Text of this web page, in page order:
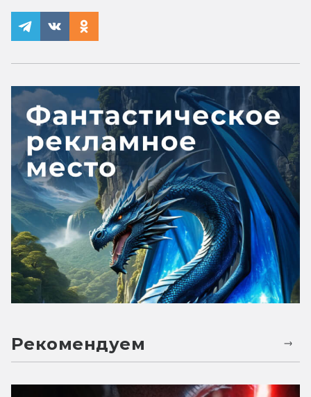
Рекомендуем